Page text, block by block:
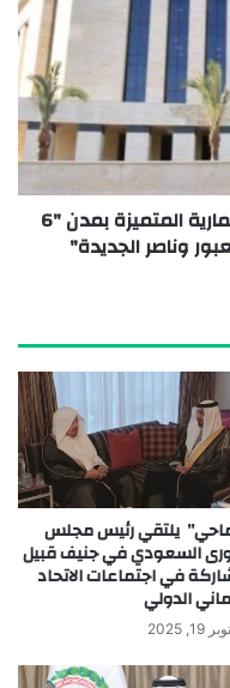
طرح عدد من قطع الأراضي الاستثمارية المتميزة بمدن "6
وناصر الجديدة"
يلتقي رئيس مجلس
السعودي في جنيف قبيل
في اجتماعات الاتحاد
الدولي
2025